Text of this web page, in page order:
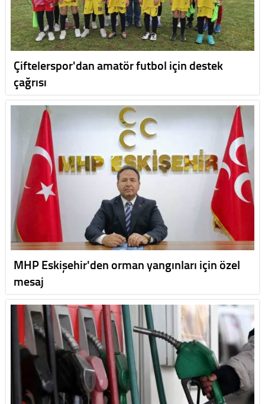
Çiftelerspor'dan amatör futbol için destek
çağrısı
MHP Eskişehir'den orman yangınları için özel
mesaj